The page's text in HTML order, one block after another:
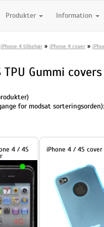
Produkter Information
iPhone 4 tilbehør » iPhone 4 cover »
Gummi covers
for modsat sorteringsorden):
4S